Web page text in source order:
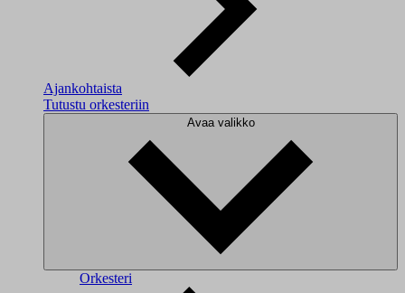
Ajankohtaista
Tutustu orkesteriin
Avaa valikko
Orkesteri